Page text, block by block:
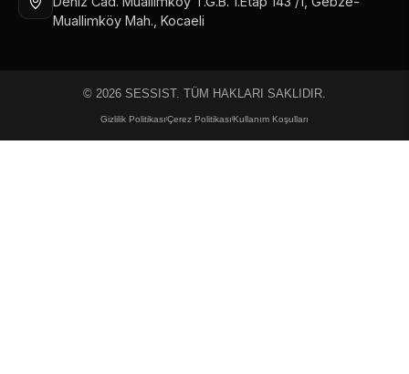
Muallimköy Mah., Kocaeli
© 2026 SESSIST. TÜM HAKLARI SAKLIDIR.
Gizlilik PolitikasıÇerez PolitikasıKullanım Koşulları